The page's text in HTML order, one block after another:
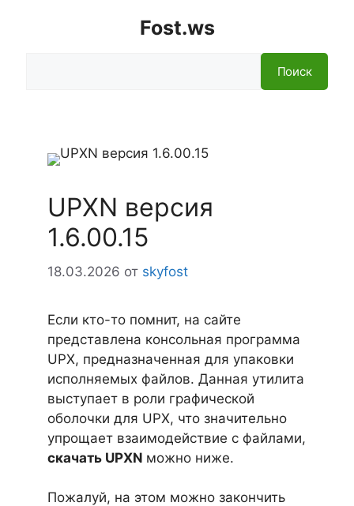
Fost.ws
Поиск
UPXN версия
1.6.00.15
18.03.2026 от skyfost
Если кто-то помнит, на сайте
представлена консольная программа
UPX, предназначенная для упаковки
исполняемых файлов. Данная утилита
выступает в роли графической
оболочки для UPX, что значительно
упрощает взаимодействие с файлами,
скачать UPXN можно ниже.
Пожалуй, на этом можно закончить